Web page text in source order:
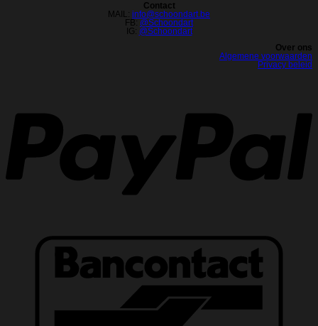
Contact
MAIL: info@schoondart.be
FB: @Schoondart
IG: @Schoondart
Over ons
Algemene voorwaarden
Privacy beleid